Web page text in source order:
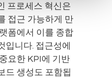
프로세스 혁신은
접근 가능하게 만
폼에서 이를 종합
입니다. 접근성에
요한 KPI에 기반
드 생성도 포함됩